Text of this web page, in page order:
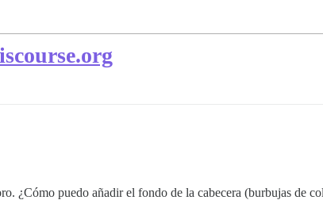
¿Cómo puedo añadir el fondo de la cabecera (burbujas de